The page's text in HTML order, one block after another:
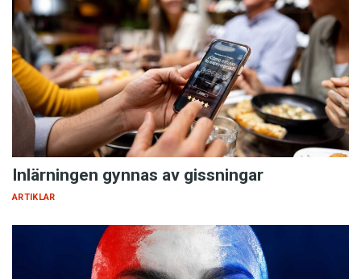
Inlärningen gynnas av gissningar
ARTIKLAR